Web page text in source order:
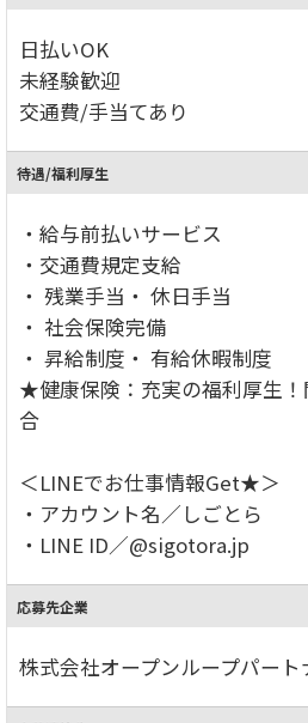
日払いOK
未経験歓迎
交通費/手当てあり
待遇/福利厚生
・給与前払いサービス
・交通費規定支給
・ 残業手当・ 休日手当
・ 社会保険完備
・ 昇給制度・ 有給休暇制度
★健康保険：充実の福利厚生
合
＜LINEでお仕事情報Get★＞
・アカウント名／しごとら
・LINE ID／@sigotora.jp
応募先企業
株式会社オープンループパート